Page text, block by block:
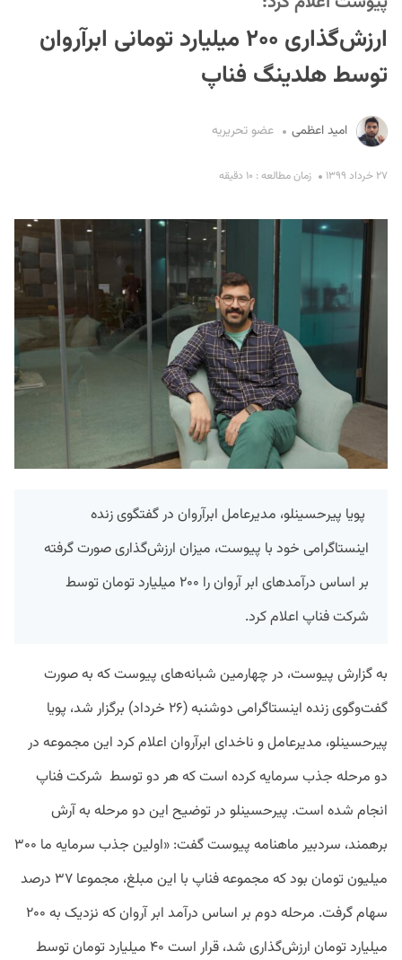
ارزش‌گذاری ۲۰۰ میلیارد تومانی ابرآروان
توسط هلدینگ فناپ
امید اعظمی عضو تحریریه
۲۷ خرداد ۱۳۹۹ زمان مطالعه : ۱۰ دقیقه
پویا پیرحسینلو، مدیرعامل ابرآروان در گفتگوی زنده
اینستاگرامی خود با پیوست، میزان ارزش‌گذاری صورت گرفته
بر اساس درآمدهای ابر آروان را ۲۰۰ میلیارد تومان توسط
شرکت فناپ اعلام کرد.
به گزارش پیوست، در چهارمین شبانه‌های پیوست که به صورت
گفت‌وگوی زنده اینستاگرامی دو‌شنبه (۲۶ خرداد) برگزار شد، پویا
پیرحسینلو، مدیرعامل و ناخدای ابرآروان اعلام کرد این مجموعه در
دو مرحله جذب سرمایه کرده است که هر دو توسط شرکت فناپ
انجام شده است. پیرحسینلو در توضیح این دو مرحله به آرش
برهمند، سردبیر ماهنامه پیوست گفت: «اولین جذب سرمایه ما ۳۰۰
میلیون تومان بود که مجموعه فناپ با این مبلغ، مجموعا ۳۷ درصد
سهام گرفت. مرحله دوم بر اساس درآمد ابر آروان که نزدیک به ۲۰۰
میلیارد تومان ارزش‌گذاری شد، قرار است ۴۰ میلیارد تومان توسط